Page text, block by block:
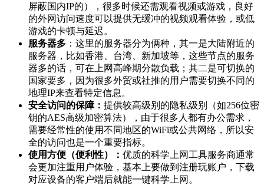
屏蔽国内IP的），很多时候还需观看视频或游戏，良好
的外网访问速度可以提供无缓冲的视频观看体验，或低
游戏的卡顿与延迟。
服务器多 ：这里的服务器分为俩种，其一是大陆附近的
服务器，比如香港、台湾、新加坡等，这些节点的服务
器多的话，可在上网高峰期分散负载；其二是可切换的
国家要多，因为很多外贸或社推的用户需要切换不同的
地理IP来查看特定信息。
安全访问的保障： 提供较高级别的隐私级别（如256位密
钥的AES高级加密算法），由于很多人都有办公需求，
需要经常性的使用不同地区的WiFi或公共网络，所以安
全的访问也是一个重要指标。
使用方便（便利性）： 优质的科学上网工具服务商通常
会更加注重用户体验，基本上要做到注册玩账户，下载
对应设备的客户端后就能一键科学上网。